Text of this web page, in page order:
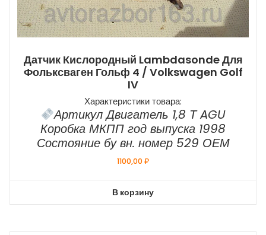
Датчик Кислородный Lambdasonde Для
Фольксваген Гольф 4 / Volkswagen Golf
IV
Характеристики товара:
Артикул Двигатель 1,8 Т AGU
Коробка МКПП год выпуска 1998
Состояние бу вн. номер 529 ОЕМ
1100,00₽
В корзину